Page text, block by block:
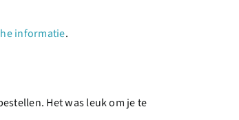
informatie.
Het was leuk om je te